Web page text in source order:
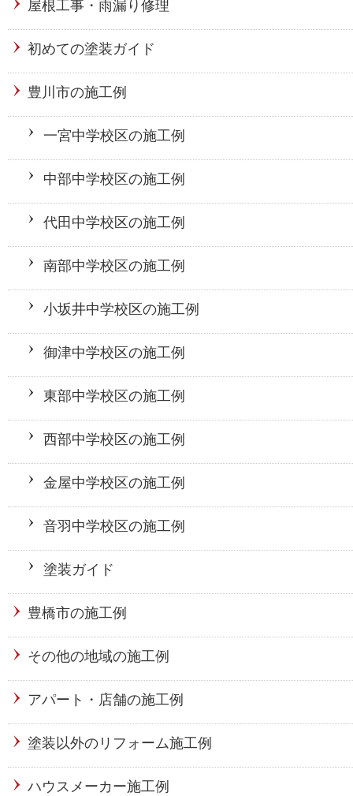
屋根工事・雨漏り修理
初めての塗装ガイド
豊川市の施工例
一宮中学校区の施工例
中部中学校区の施工例
代田中学校区の施工例
南部中学校区の施工例
小坂井中学校区の施工例
御津中学校区の施工例
東部中学校区の施工例
西部中学校区の施工例
金屋中学校区の施工例
音羽中学校区の施工例
塗装ガイド
豊橋市の施工例
その他の地域の施工例
アパート・店舗の施工例
塗装以外のリフォーム施工例
ハウスメーカー施工例